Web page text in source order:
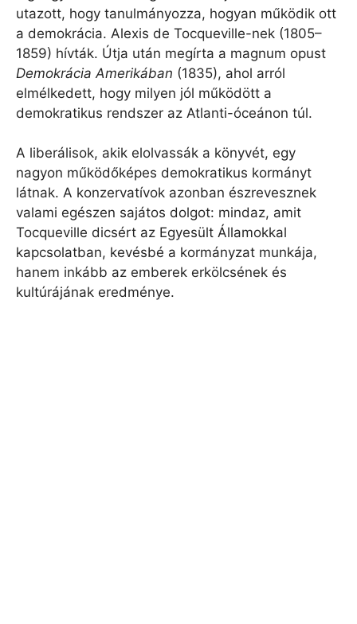
utazott, hogy tanulmányozza, hogyan működik ott
a demokrácia. Alexis de Tocqueville-nek (1805–
1859) hívták. Útja után megírta a magnum opust
Demokrácia Amerikában (1835), ahol arról
elmélkedett, hogy milyen jól működött a
demokratikus rendszer az Atlanti-óceánon túl.
A liberálisok, akik elolvassák a könyvét, egy
nagyon működőképes demokratikus kormányt
látnak. A konzervatívok azonban észrevesznek
valami egészen sajátos dolgot: mindaz, amit
Tocqueville dicsért az Egyesült Államokkal
kapcsolatban, kevésbé a kormányzat munkája,
hanem inkább az emberek erkölcsének és
kultúrájának eredménye.